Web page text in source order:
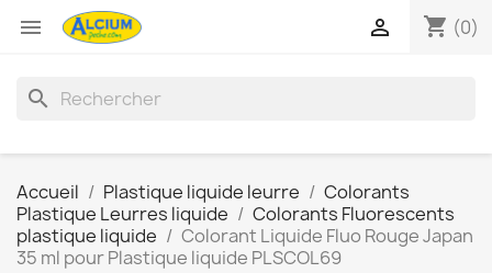
 shopping_cart (0)

search
Accueil Plastique liquide leurre
Colorants
Plastique Leurres liquide
Colorants Fluorescents
plastique liquide
Colorant Liquide Fluo Rouge Japan
35 ml pour Plastique liquide PLSCOL69